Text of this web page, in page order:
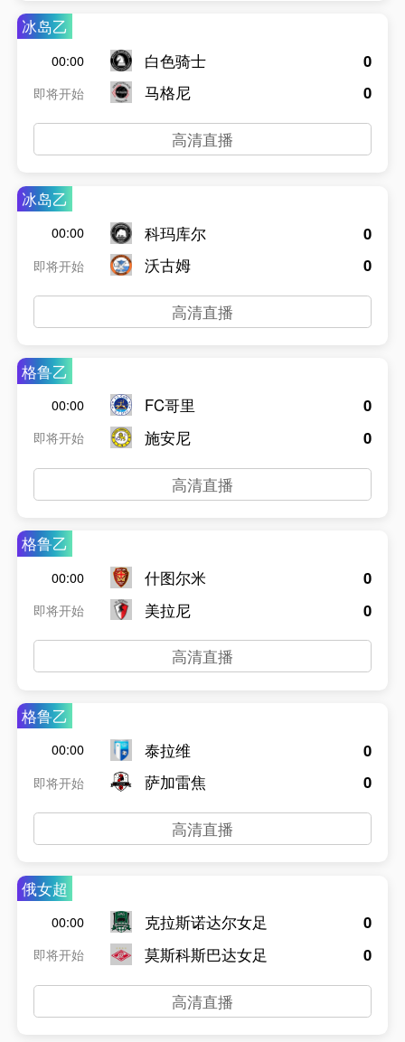
冰岛乙
00:00
即将开始
白色骑士
马格尼
0
0
高清直播
冰岛乙
00:00
即将开始
科玛库尔
沃古姆
0
0
高清直播
格鲁乙
00:00
即将开始
FC哥里
施安尼
0
0
高清直播
格鲁乙
00:00
即将开始
什图尔米
美拉尼
0
0
高清直播
格鲁乙
00:00
即将开始
泰拉维
萨加雷焦
0
0
高清直播
俄女超
00:00
即将开始
克拉斯诺达尔女足
莫斯科斯巴达女足
0
0
高清直播